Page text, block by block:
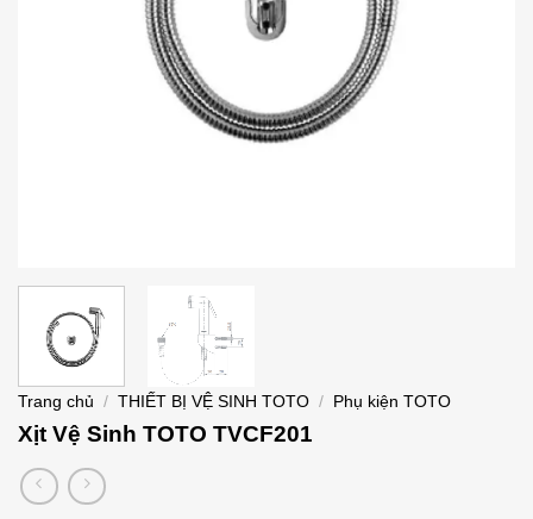
Trang chủ / THIẾT BỊ VỆ SINH TOTO / Phụ kiện TOTO
Xịt Vệ Sinh TOTO TVCF201